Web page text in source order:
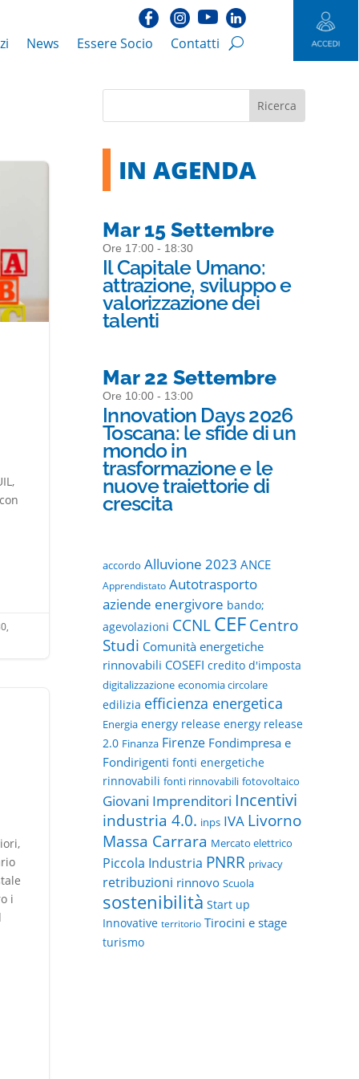
News Essere Socio Contatti
i
IN AGENDA
Mar 15 Settembre
Ore 17:00 - 18:30
Il Capitale Umano:
attrazione, sviluppo e
valorizzazione dei
talenti
Mar 22 Settembre
Ore 10:00 - 13:00
Innovation Days 2026
Toscana: le sfide di un
mondo in
trasformazione e le
nuove traiettorie di
crescita
accordo Alluvione 2023 ANCE
Apprendistato Autotrasporto
aziende energivore bando;
agevolazioni CCNLCEF Centro
Studi Comunità energetiche
rinnovabili COSEFI credito d'imposta
digitalizzazione economia circolare
edilizia efficienza energetica
Energia energy release energy release
2.0 Finanza Firenze Fondimpresa e
Fondirigenti fonti energetiche
rinnovabili fonti rinnovabili fotovoltaico
Giovani Imprenditori Incentivi
industria 4.0. inps IVA Livorno
Massa Carrara Mercato elettrico
Piccola Industria PNRR privacy
retribuzioni rinnovo Scuola
sostenibilità Start up
Innovative territorio Tirocini e stage
turismo